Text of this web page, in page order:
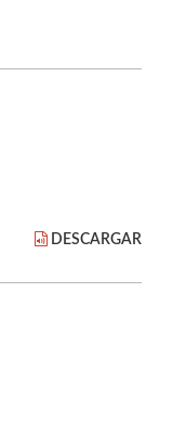
DESCARGAR